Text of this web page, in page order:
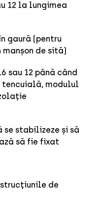
12 la lungimea
gaură (pentru
de sită)
sau 12 până când
tencuială, modulul
se stabilizeze și să
să fie fixat
de